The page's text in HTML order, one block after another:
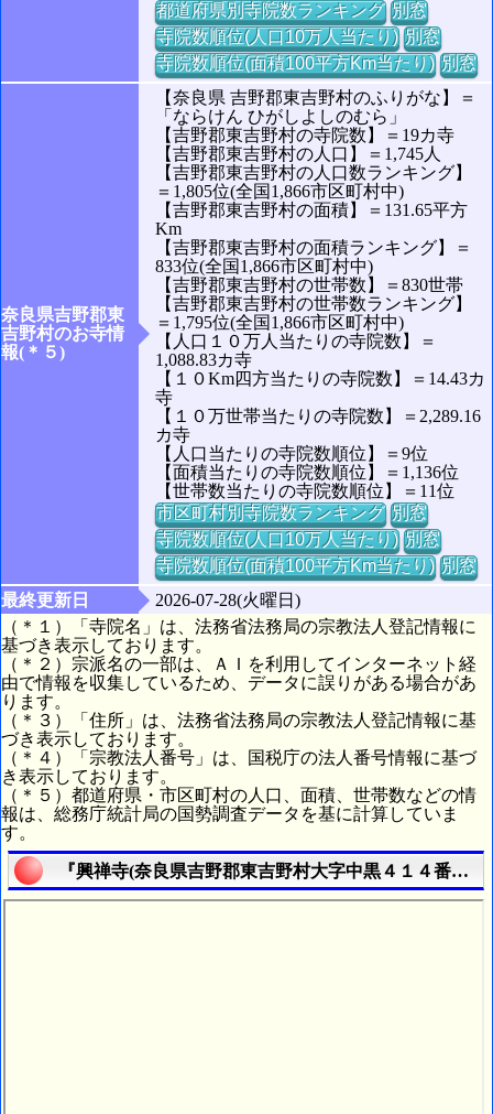
都道府県別寺院数ランキング 別窓
寺院数順位(人口10万人当たり) 別窓
寺院数順位(面積100平方Km当たり) 別窓
奈良県吉野郡東
吉野村のお寺情
報(＊５)
【奈良県 吉野郡東吉野村のふりがな】＝
「ならけん ひがしよしのむら」
【吉野郡東吉野村の寺院数】＝19カ寺
【吉野郡東吉野村の人口】＝1,745人
【吉野郡東吉野村の人口数ランキング】
＝1,805位(全国1,866市区町村中)
【吉野郡東吉野村の面積】＝131.65平方
Km
【吉野郡東吉野村の面積ランキング】＝
833位(全国1,866市区町村中)
【吉野郡東吉野村の世帯数】＝830世帯
【吉野郡東吉野村の世帯数ランキング】
＝1,795位(全国1,866市区町村中)
【人口１０万人当たりの寺院数】＝
1,088.83カ寺
【１０Km四方当たりの寺院数】＝14.43カ
寺
【１０万世帯当たりの寺院数】＝2,289.16
カ寺
【人口当たりの寺院数順位】＝9位
【面積当たりの寺院数順位】＝1,136位
【世帯数当たりの寺院数順位】＝11位
市区町村別寺院数ランキング 別窓
寺院数順位(人口10万人当たり) 別窓
寺院数順位(面積100平方Km当たり) 別窓
最終更新日
2026-07-28(火曜日)
（＊１）「寺院名」は、法務省法務局の宗教法人登記情報に
基づき表示しております。
（＊２）宗派名の一部は、ＡＩを利用してインターネット経
由で情報を収集しているため、データに誤りがある場合があ
ります。
（＊３）「住所」は、法務省法務局の宗教法人登記情報に基
づき表示しております。
（＊４）「宗教法人番号」は、国税庁の法人番号情報に基づ
き表示しております。
（＊５）都道府県・市区町村の人口、面積、世帯数などの情
報は、総務庁統計局の国勢調査データを基に計算していま
す。
『興禅寺(奈良県吉野郡東吉野村大字中黒４１４番地)